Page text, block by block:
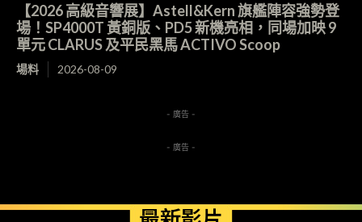
【2026 高級音響展】Astell&Kern 旗艦陣容強勢登
場！SP4000T 黃銅版、PD5 新機亮相，同場加映 9
單元 CLARUS 及平民黑馬 ACTIVO Scoop
場料 2026-08-09
- 廣告 -
- 廣告 -